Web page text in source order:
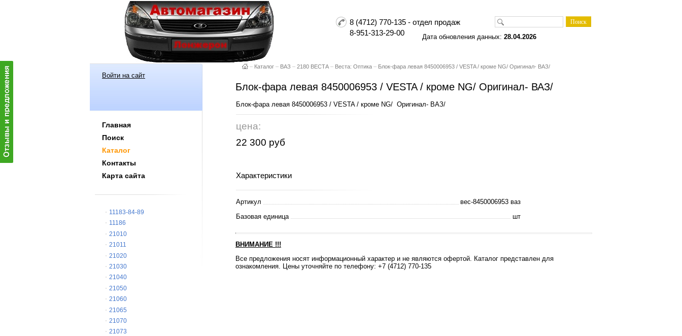
8 (4712) 770-135 - отдел продаж
8-951-313-29-00
Дата обновления данных: 28.04.2026
Войти на сайт
Главная
Поиск
Каталог
Контакты
Карта сайта
11183-84-89
11186
21010
21011
21020
21030
21040
21050
21060
21065
21070
21073
– Каталог – ВАЗ – 2180 ВЕСТА – Веста: Оптика – Блок-фара левая 8450006953 / VESTA / кроме NG/ Оригинал- ВАЗ/
Блок-фара левая 8450006953 / VESTA / кроме NG/ Оригинал- ВАЗ/
Блок-фара левая 8450006953 / VESTA / кроме NG/ Оригинал- ВАЗ/
цена:
22 300 руб
Характеристики
Артикул
вес-8450006953 ваз
Базовая единица
шт
ВНИМАНИЕ !!!
Все предложения носят информационный характер и не являются офертой. Каталог представлен для
ознакомления. Цены уточняйте по телефону: +7 (4712) 770-135